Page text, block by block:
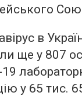
в
ще у 807
19
у 65 тис.